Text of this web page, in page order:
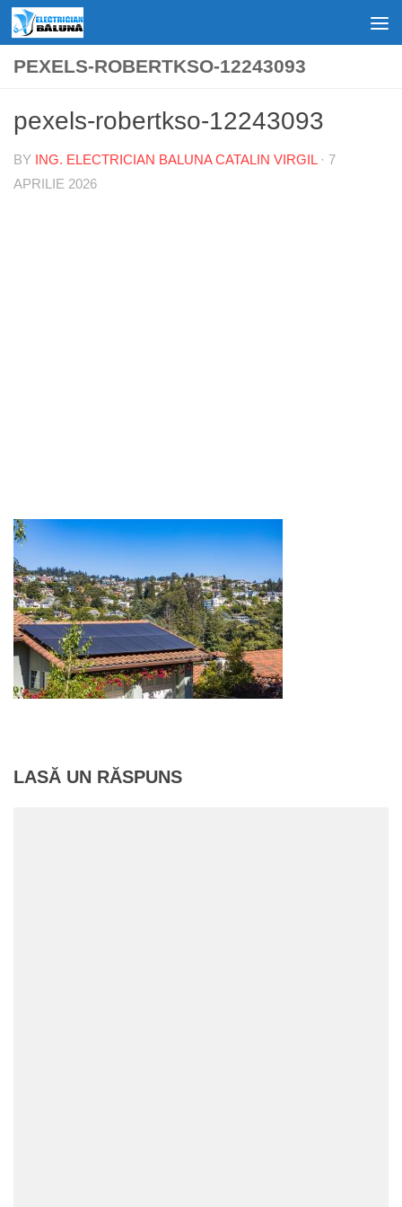
Skip to content
PEXELS-ROBERTKSO-12243093
pexels-robertkso-12243093
BY ING. ELECTRICIAN BALUNA CATALIN VIRGIL · 7
APRILIE 2026
LASĂ UN RĂSPUNS